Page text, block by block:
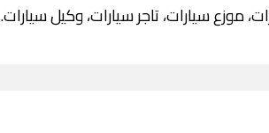
موزع سيارات، تاجر سيارات، وكيل سيارات.